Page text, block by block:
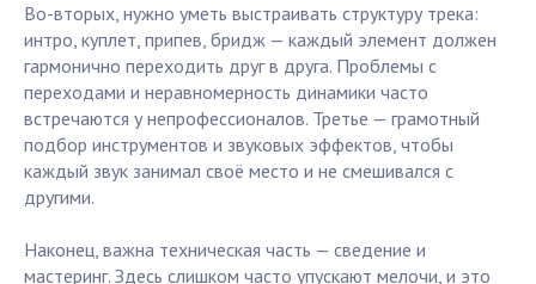
Во-вторых, нужно уметь выстраивать структуру трека:
интро, куплет, припев, бридж — каждый элемент должен
гармонично переходить друг в друга. Проблемы с
переходами и неравномерность динамики часто
встречаются у непрофессионалов. Третье — грамотный
подбор инструментов и звуковых эффектов, чтобы
каждый звук занимал своё место и не смешивался с
другими.
Наконец, важна техническая часть — сведение и
мастеринг. Здесь слишком часто упускают мелочи, и это